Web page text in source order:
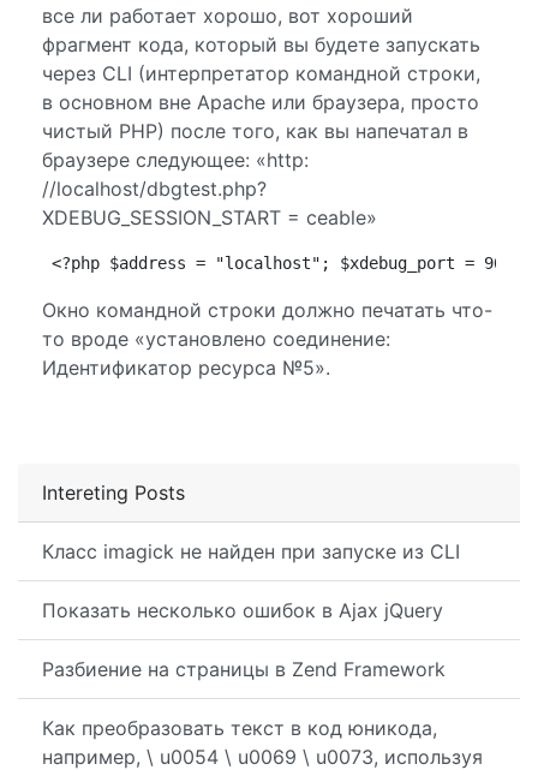
Intereting Posts
Класс imagick не найден при запуске из CLI
Показать несколько ошибок в Ajax jQuery
Разбиение на страницы в Zend Framework
Как преобразовать текст в код юникода,
например, \ u0054 \ u0069 \ u0073, используя
все ли работает хорошо, вот хороший
фрагмент кода, который вы будете запускать
через CLI (интерпретатор командной строки,
в основном вне Apache или браузера, просто
чистый PHP) после того, как вы напечатал в
браузере следующее: «http:
//localhost/dbgtest.php?
XDEBUG_SESSION_START = ceable»
<?php $address = "localhost"; $xdebug_port =
Окно командной строки должно печатать что-
то вроде «установлено соединение:
Идентификатор ресурса №5».